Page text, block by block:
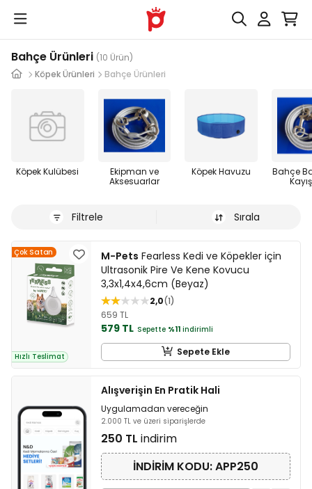
Bahçe Ürünleri (10 Ürün)
Köpek Ürünleri
Bahçe Ürünleri
Köpek Kulübesi
Ekipman ve
Aksesuarlar
Köpek Havuzu
Bahçe
Filtrele Sırala
Çok Satan
Hızlı Teslimat
M-Pets Fearless Kedi ve Köpekler için
Ultrasonik Pire Ve Kene Kovucu
3,3x1,4x4,6cm (Beyaz)
2,0 1
659 TL
579 TL Sepette %11 indirimli
Sepete Ekle
Alışverişin En Pratik Hali
Uygulamadan vereceğin
2.000 TL ve üzeri siparişlerde
250 TL indirim
İNDİRİM KODU: APP250